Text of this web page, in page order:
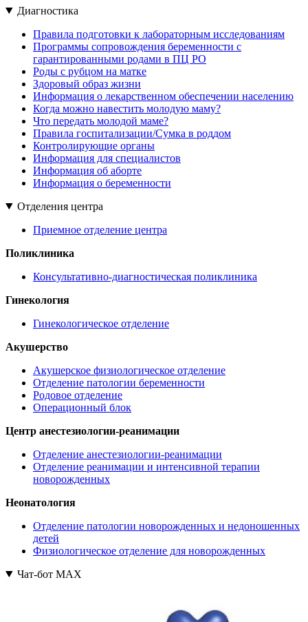
Диагностика
Правила подготовки к лабораторным исследованиям
Программы сопровождения беременности с
гарантированными родами в ПЦ РО
Роды с рубцом на матке
Здоровый образ жизни
Информация о лекарственном обеспечении населению
Когда можно навестить молодую маму?
Что передать молодой маме?
Правила госпитализации/Сумка в роддом
Контролирующие органы
Информация для специалистов
Информация об аборте
Информация о беременности
Отделения центра
Приемное отделение центра
Поликлиника
Консультативно-диагностическая поликлиника
Гинекология
Гинекологическое отделение
Акушерство
Акушерское физиологическое отделение
Отделение патологии беременности
Родовое отделение
Операционный блок
Центр анестезиологии-реанимации
Отделение анестезиологии-реанимации
Отделение реанимации и интенсивной терапии
новорожденных
Неонатология
Отделение патологии новорожденных и недоношенных
детей
Физиологическое отделение для новорожденных
Чат-бот МАХ